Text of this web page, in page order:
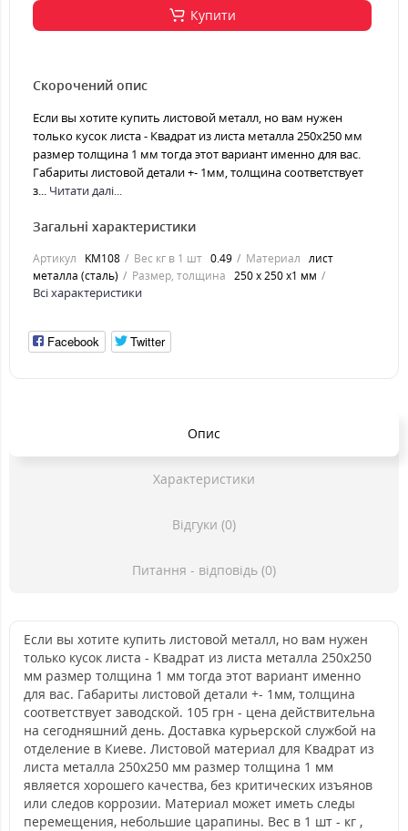
Купити
Скорочений опис
Если вы хотите купить листовой металл, но вам нужен
только кусок листа - Квадрат из листа металла 250х250 мм
размер толщина 1 мм тогда этот вариант именно для вас.
Габариты листовой детали +- 1мм, толщина соответствует
з... Читати далі...
Загальні характеристики
Артикул KM108 Вес кг в 1 шт 0.49 Материал лист
металла (сталь)
Размер, толщина 250 х 250 х1 мм
Всі характеристики
Facebook Twitter
Опис
Характеристики
Відгуки (0)
Питання - відповідь (0)
Если вы хотите купить листовой металл, но вам нужен
только кусок листа - Квадрат из листа металла 250х250
мм размер толщина 1 мм тогда этот вариант именно
для вас. Габариты листовой детали +- 1мм, толщина
соответствует заводской. 105 грн - цена действительна
на сегодняшний день. Доставка курьерской службой на
отделение в Киеве. Листовой материал для Квадрат из
листа металла 250х250 мм размер толщина 1 мм
является хорошего качества, без критических изъянов
или следов коррозии. Материал может иметь следы
перемещения, небольшие царапины. Вес в 1 шт - кг ,